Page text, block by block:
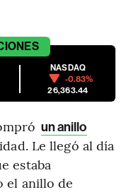
NASDAQ
-0.83%
26,363.44
un anillo
Le llegó al día
estaba
el anillo de